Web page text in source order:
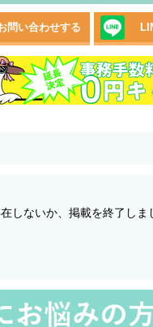
問い合わせする
しないか、掲載を終了しま